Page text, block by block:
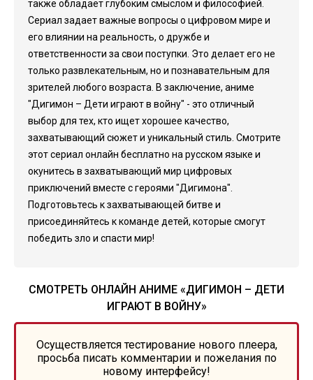
также обладает глубоким смыслом и философией.
Сериал задает важные вопросы о цифровом мире и
его влиянии на реальность, о дружбе и
ответственности за свои поступки. Это делает его не
только развлекательным, но и познавательным для
зрителей любого возраста. В заключение, аниме
"Дигимон – Дети играют в войну" - это отличный
выбор для тех, кто ищет хорошее качество,
захватывающий сюжет и уникальный стиль. Смотрите
этот сериал онлайн бесплатно на русском языке и
окунитесь в захватывающий мир цифровых
приключений вместе с героями "Дигимона".
Подготовьтесь к захватывающей битве и
присоединяйтесь к команде детей, которые смогут
победить зло и спасти мир!
СМОТРЕТЬ ОНЛАЙН АНИМЕ «ДИГИМОН – ДЕТИ
ИГРАЮТ В ВОЙНУ»
Осуществляется тестирование нового плеера,
просьба писать комментарии и пожелания по
новому интерфейсу!